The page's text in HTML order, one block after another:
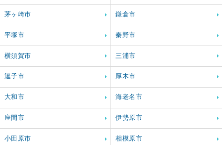
茅ヶ崎市 鎌倉市
平塚市 秦野市
横須賀市 三浦市
逗子市 厚木市
大和市 海老名市
座間市 伊勢原市
小田原市 相模原市